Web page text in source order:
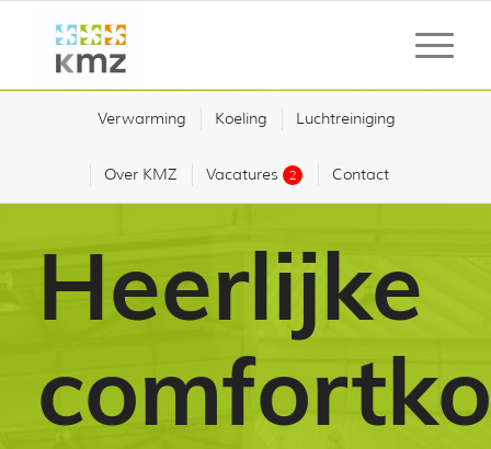
Verwarming Koeling Luchtreiniging
Over KMZ Vacatures 2 Contact
Heerlijke